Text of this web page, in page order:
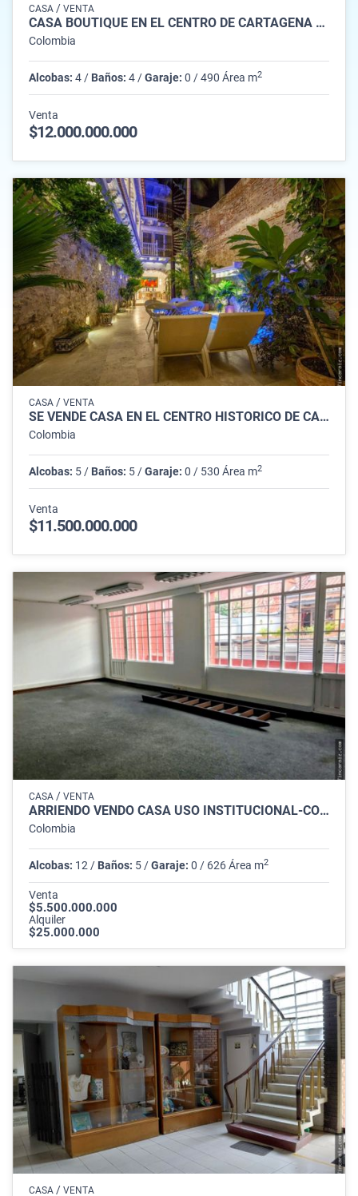
CASA / VENTA
CASA BOUTIQUE EN EL CENTRO DE CARTAGENA CIUDAD AMURALLADA
Colombia
Alcobas: 4 / Baños: 4 /Garaje: 0 / 490 Área m2
Venta
$12.000.000.000
CASA / VENTA
SE VENDE CASA EN EL CENTRO HISTORICO DE CARTAGENA
Colombia
Alcobas: 5 / Baños: 5 /Garaje: 0 / 530 Área m2
Venta
$11.500.000.000
CASA / VENTA
ARRIENDO VENDO CASA USO INSTITUCIONAL-COMERCIAL EN QUINTA CAMACHO,
Colombia
Alcobas: 12 / Baños: 5 /Garaje: 0 / 626 Área m2
Venta
$5.500.000.000
Alquiler
$25.000.000
CASA / VENTA